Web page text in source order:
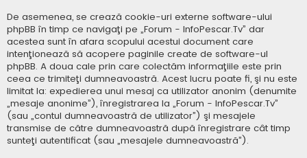
De asemenea, se crează cookie-uri externe software-ului
phpBB în timp ce navigaţi pe „Forum - InfoPescar.Tv” dar
acestea sunt în afara scopului acestui document care
intenţionează să acopere paginile create de software-ul
phpBB. A doua cale prin care colectăm informaţiile este prin
ceea ce trimiteţi dumneavoastră. Acest lucru poate fi, şi nu este
limitat la: expedierea unui mesaj ca utilizator anonim (denumite
„mesaje anonime”), înregistrarea la „Forum - InfoPescar.Tv”
(sau „contul dumneavoastră de utilizator”) şi mesajele
transmise de către dumneavoastră după înregistrare cât timp
sunteţi autentificat (sau „mesajele dumneavoastră”).